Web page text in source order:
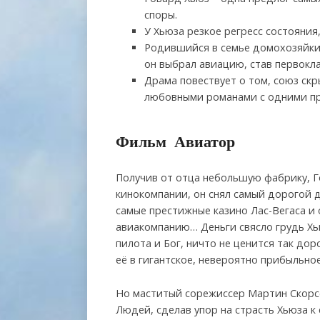
споры.
У Хьюза резкое регресс
Родившийся в семье
он выбрал авиацию, став
Драма повествует о том, союз
любовными романами с одними
Фильм Авиатор
Получив от отца небольшую фабрику,
кинокомпании, он снял самый дорогой
самые престижные казино Лас-Вегаса
авиакомпанию… Деньги свясло грудь
пилота и Бог, ничто не ценится так
её в гигантское, невероятно
Но маститый сорежиссер Мартин
Людей, сделав упор на страсть Хьюза